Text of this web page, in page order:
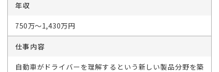
年収
750万～1,430万円
仕事内容
自動車がドライバーを理解するという新しい製品分野を築